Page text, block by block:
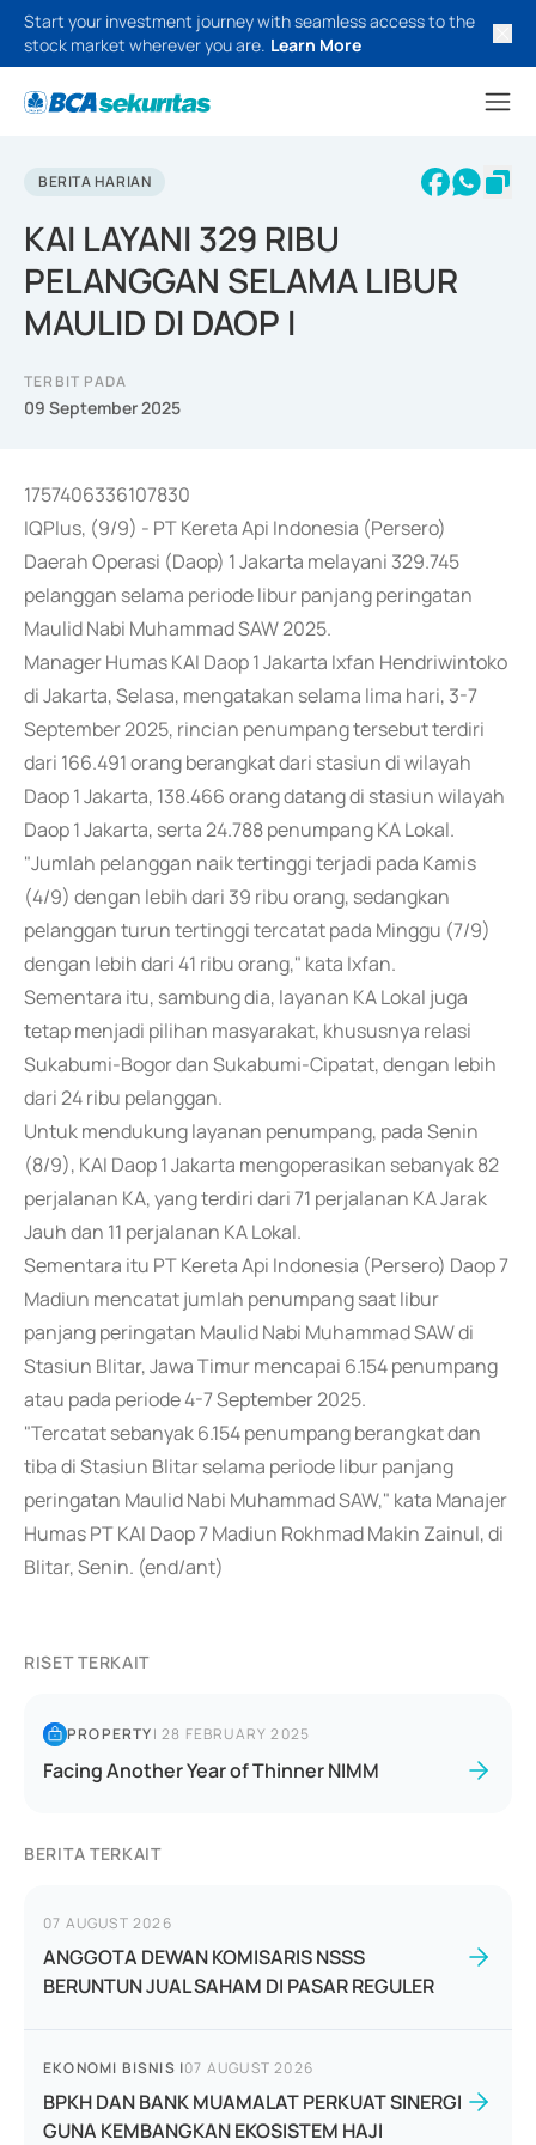
Start your investment journey with seamless access to the
stock market wherever you are. Learn More
BERITA HARIAN
KAI LAYANI 329 RIBU
PELANGGAN SELAMA LIBUR
MAULID DI DAOP I
TERBIT PADA
09 September 2025
1757406336107830
IQPlus, (9/9) - PT Kereta Api Indonesia (Persero)
Daerah Operasi (Daop) 1 Jakarta melayani 329.745
pelanggan selama periode libur panjang peringatan
Maulid Nabi Muhammad SAW 2025.
Manager Humas KAI Daop 1 Jakarta Ixfan Hendriwintoko
di Jakarta, Selasa, mengatakan selama lima hari, 3-7
September 2025, rincian penumpang tersebut terdiri
dari 166.491 orang berangkat dari stasiun di wilayah
Daop 1 Jakarta, 138.466 orang datang di stasiun wilayah
Daop 1 Jakarta, serta 24.788 penumpang KA Lokal.
"Jumlah pelanggan naik tertinggi terjadi pada Kamis
(4/9) dengan lebih dari 39 ribu orang, sedangkan
pelanggan turun tertinggi tercatat pada Minggu (7/9)
dengan lebih dari 41 ribu orang," kata Ixfan.
Sementara itu, sambung dia, layanan KA Lokal juga
tetap menjadi pilihan masyarakat, khususnya relasi
Sukabumi-Bogor dan Sukabumi-Cipatat, dengan lebih
dari 24 ribu pelanggan.
Untuk mendukung layanan penumpang, pada Senin
(8/9), KAI Daop 1 Jakarta mengoperasikan sebanyak 82
perjalanan KA, yang terdiri dari 71 perjalanan KA Jarak
Jauh dan 11 perjalanan KA Lokal.
Sementara itu PT Kereta Api Indonesia (Persero) Daop 7
Madiun mencatat jumlah penumpang saat libur
panjang peringatan Maulid Nabi Muhammad SAW di
Stasiun Blitar, Jawa Timur mencapai 6.154 penumpang
atau pada periode 4-7 September 2025.
"Tercatat sebanyak 6.154 penumpang berangkat dan
tiba di Stasiun Blitar selama periode libur panjang
peringatan Maulid Nabi Muhammad SAW," kata Manajer
Humas PT KAI Daop 7 Madiun Rokhmad Makin Zainul, di
Blitar, Senin. (end/ant)
RISET TERKAIT
PROPERTY|28 FEBRUARY 2025
Facing Another Year of Thinner NIMM
BERITA TERKAIT
07 AUGUST 2026
ANGGOTA DEWAN KOMISARIS NSSS
BERUNTUN JUAL SAHAM DI PASAR REGULER
EKONOMI BISNIS |07 AUGUST 2026
BPKH DAN BANK MUAMALAT PERKUAT SINERGI
GUNA KEMBANGKAN EKOSISTEM HAJI